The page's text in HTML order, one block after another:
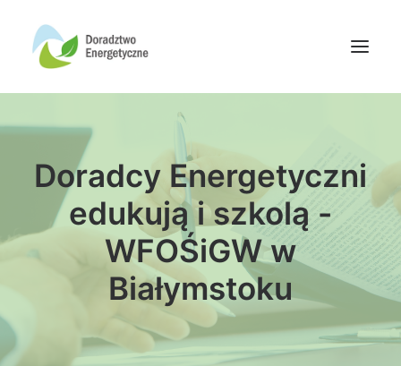
Oferta doradców
Aktualności
Wydarzenia
Oferta finansowania
Wiedza
Doradcy Energetyczni
edukują i szkolą -
WFOŚiGW w
Białymstoku